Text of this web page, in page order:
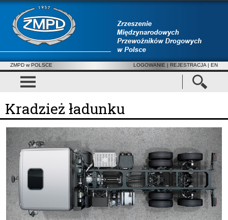
ZMPD w POLSCE LOGOWANIE | REJESTRACJA | EN
Kradzież ładunku